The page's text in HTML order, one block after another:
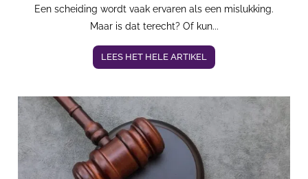
Een scheiding wordt vaak ervaren als een mislukking.
Maar is dat terecht? Of kun...
LEES HET HELE ARTIKEL